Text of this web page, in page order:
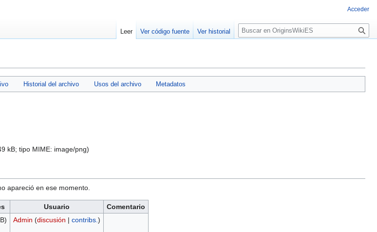
Historial del archivo Usos del archivo Metadatos
kB; tipo MIME: image/png)
apareció en ese momento.
Usuario
Comentario
Admin (discusión | contribs. )
Acceder
Leer Ver código fuente Ver historial
B
u
a